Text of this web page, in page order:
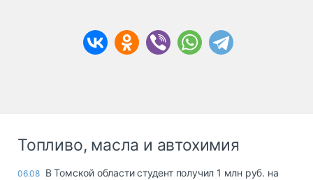
Топливо, масла и автохимия
06.08 В Томской области студент получил 1 млн руб. на